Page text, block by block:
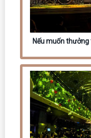
Nếu muốn